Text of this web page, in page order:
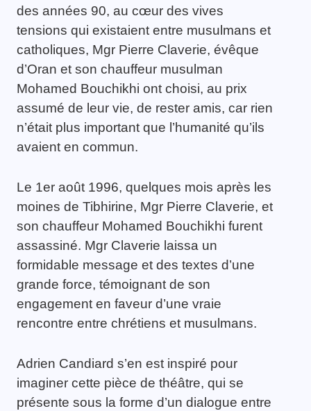
des années 90, au cœur des vives
tensions qui existaient entre musulmans et
catholiques, Mgr Pierre Claverie, évêque
d’Oran et son chauffeur musulman
Mohamed Bouchikhi ont choisi, au prix
assumé de leur vie, de rester amis, car rien
n’était plus important que l’humanité qu’ils
avaient en commun.
Le 1er août 1996, quelques mois après les
moines de Tibhirine, Mgr Pierre Claverie, et
son chauffeur Mohamed Bouchikhi furent
assassiné. Mgr Claverie laissa un
formidable message et des textes d’une
grande force, témoignant de son
engagement en faveur d’une vraie
rencontre entre chrétiens et musulmans.
Adrien Candiard s’en est inspiré pour
imaginer cette pièce de théâtre, qui se
présente sous la forme d’un dialogue entre